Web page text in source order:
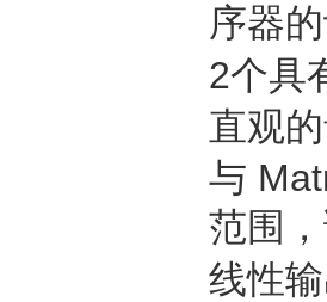
序器的
2个具
直观
与
范围
线性